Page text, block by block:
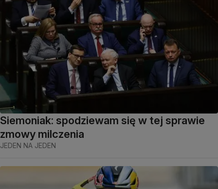
Siemoniak: spodziewam się w tej sprawie
zmowy milczenia
JEDEN NA JEDEN